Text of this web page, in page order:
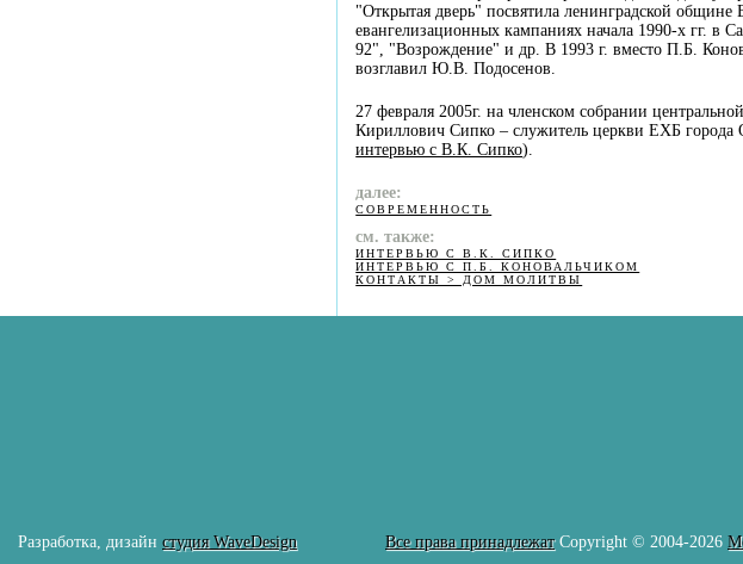
"Открытая дверь" посвятила ленинградской
евангелизационных кампаниях начала 1990-х гг. в
92", "Возрождение" и др. В 1993 г. вместоП.Б.
возглавилЮ.В. Подосенов.
27 февраля 2005г. на членском собрании
Кириллович Сипко – служитель церкви ЕХБ города
интервью с В.К. Сипко).
далее:
СОВРЕМЕННОСТЬ
см. также:
ИНТЕРВЬЮ С В.К. СИПКО
ИНТЕРВЬЮ С П.Б. КОНОВАЛЬЧИКОМ
КОНТАКТЫ > ДОМ МОЛИТВЫ
Разработка, дизайн студия WaveDesign Все права принадлежатCopyright © 2004-2026